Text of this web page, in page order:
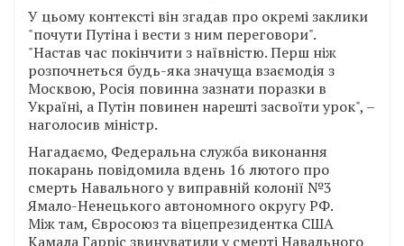
У цьому контексті він згадав про окремі заклики
"почути Путіна і вести з ним переговори".
"Настав час покінчити з наївністю. Перш ніж
розпочнеться будь-яка значуща взаємодія з
Москвою, Росія повинна зазнати поразки в
Україні, а Путін повинен нарешті засвоїти урок", –
наголосив міністр.
Нагадаємо, Федеральна служба виконання
покарань повідомила вдень 16 лютого про
смерть Навального у виправній колонії №3
Ямало-Ненецького автономного округу РФ.
Між там, Євросоюз та віцепрезидентка США
Камала Гарріс звинуватили у смерті Навального